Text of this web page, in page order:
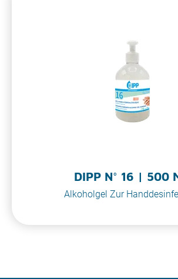
DIPP N° 16 | 500
Alkoholgel Zur